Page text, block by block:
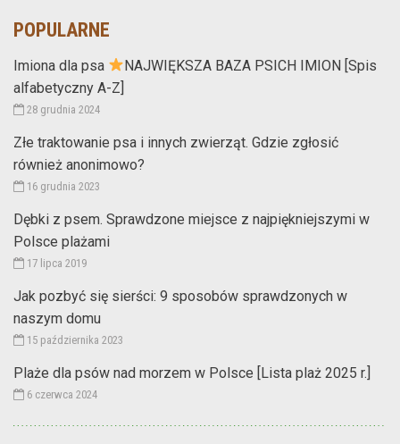
POPULARNE
Imiona dla psa
NAJWIĘKSZA BAZA PSICH IMION [Spis
alfabetyczny A-Z]
28 grudnia 2024
Złe traktowanie psa i innych zwierząt. Gdzie zgłosić
również anonimowo?
16 grudnia 2023
Dębki z psem. Sprawdzone miejsce z najpiękniejszymi w
Polsce plażami
17 lipca 2019
Jak pozbyć się sierści: 9 sposobów sprawdzonych w
naszym domu
15 października 2023
Plaże dla psów nad morzem w Polsce [Lista plaż 2025 r.]
6 czerwca 2024